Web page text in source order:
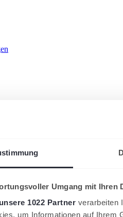
Umgang mit Ihren
unsere 1022 Partner verarbeiten
um Informationen auf Ihrem